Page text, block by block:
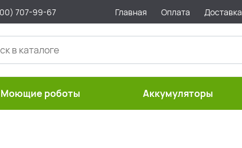
707-99-67 Главная Оплата Доставка
Моющие роботы Аккумуляторы